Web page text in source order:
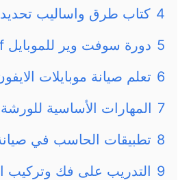
4 كتاب طرق واساليب تحديد
5 دورة سوفت وير للموبايل pdf
6 تعلم صيانة موبايلات
7 المهارات الأساسية للورشة
8 تطبيقات الحاسب في
9 التدريب على فك وتركيب